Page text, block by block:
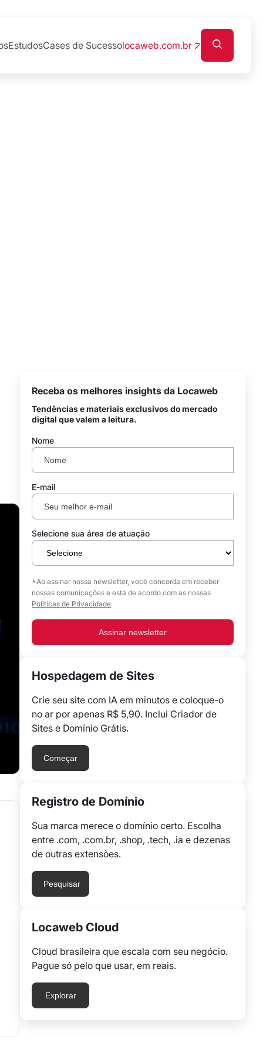
EstudosCases de Sucessolocaweb.com.br
Receba os melhores insights da Locaweb
Tendências e materiais exclusivos do mercado
digital que valem a leitura.
Nome
E-mail
Selecione sua área de atuação
*Ao assinar nossa newsletter, você concorda em receber
nossas comunicações e está de acordo com as nossas
Políticas de Privacidade
Assinar newsletter
Hospedagem de Sites
Crie seu site com IA em minutos e coloque-o
no ar por apenas R$ 5,90. Inclui Criador de
Sites e Domínio Grátis.
Começar
Registro de Domínio
Sua marca merece o domínio certo. Escolha
entre .com, .com.br, .shop, .tech, .ia e dezenas
de outras extensões.
Pesquisar
Locaweb Cloud
Cloud brasileira que escala com seu negócio.
Pague só pelo que usar, em reais.
Explorar